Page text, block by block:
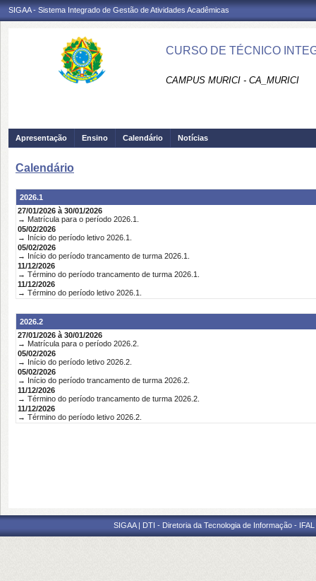
SIGAA - Sistema Integrado de Gestão de Atividades Acadêmicas
CURSO DE TÉCNICO
CAMPUS MURICI - CA_MURICI
Apresentação Ensino Calendário Notícias
Calendário
2026.1
27/01/2026 à 30/01/2026
→ Matrícula para o período 2026.1.
05/02/2026
→ Início do período letivo 2026.1.
05/02/2026
→ Início do período trancamento de turma 2026.1.
11/12/2026
→ Término do período trancamento de turma 2026.1.
11/12/2026
→ Término do período letivo 2026.1.
2026.2
27/01/2026 à 30/01/2026
→ Matrícula para o período 2026.2.
05/02/2026
→ Início do período letivo 2026.2.
05/02/2026
→ Início do período trancamento de turma 2026.2.
11/12/2026
→ Término do período trancamento de turma 2026.2.
11/12/2026
→ Término do período letivo 2026.2.
SIGAA | DTI - Diretoria da Tecnologia de Informação -